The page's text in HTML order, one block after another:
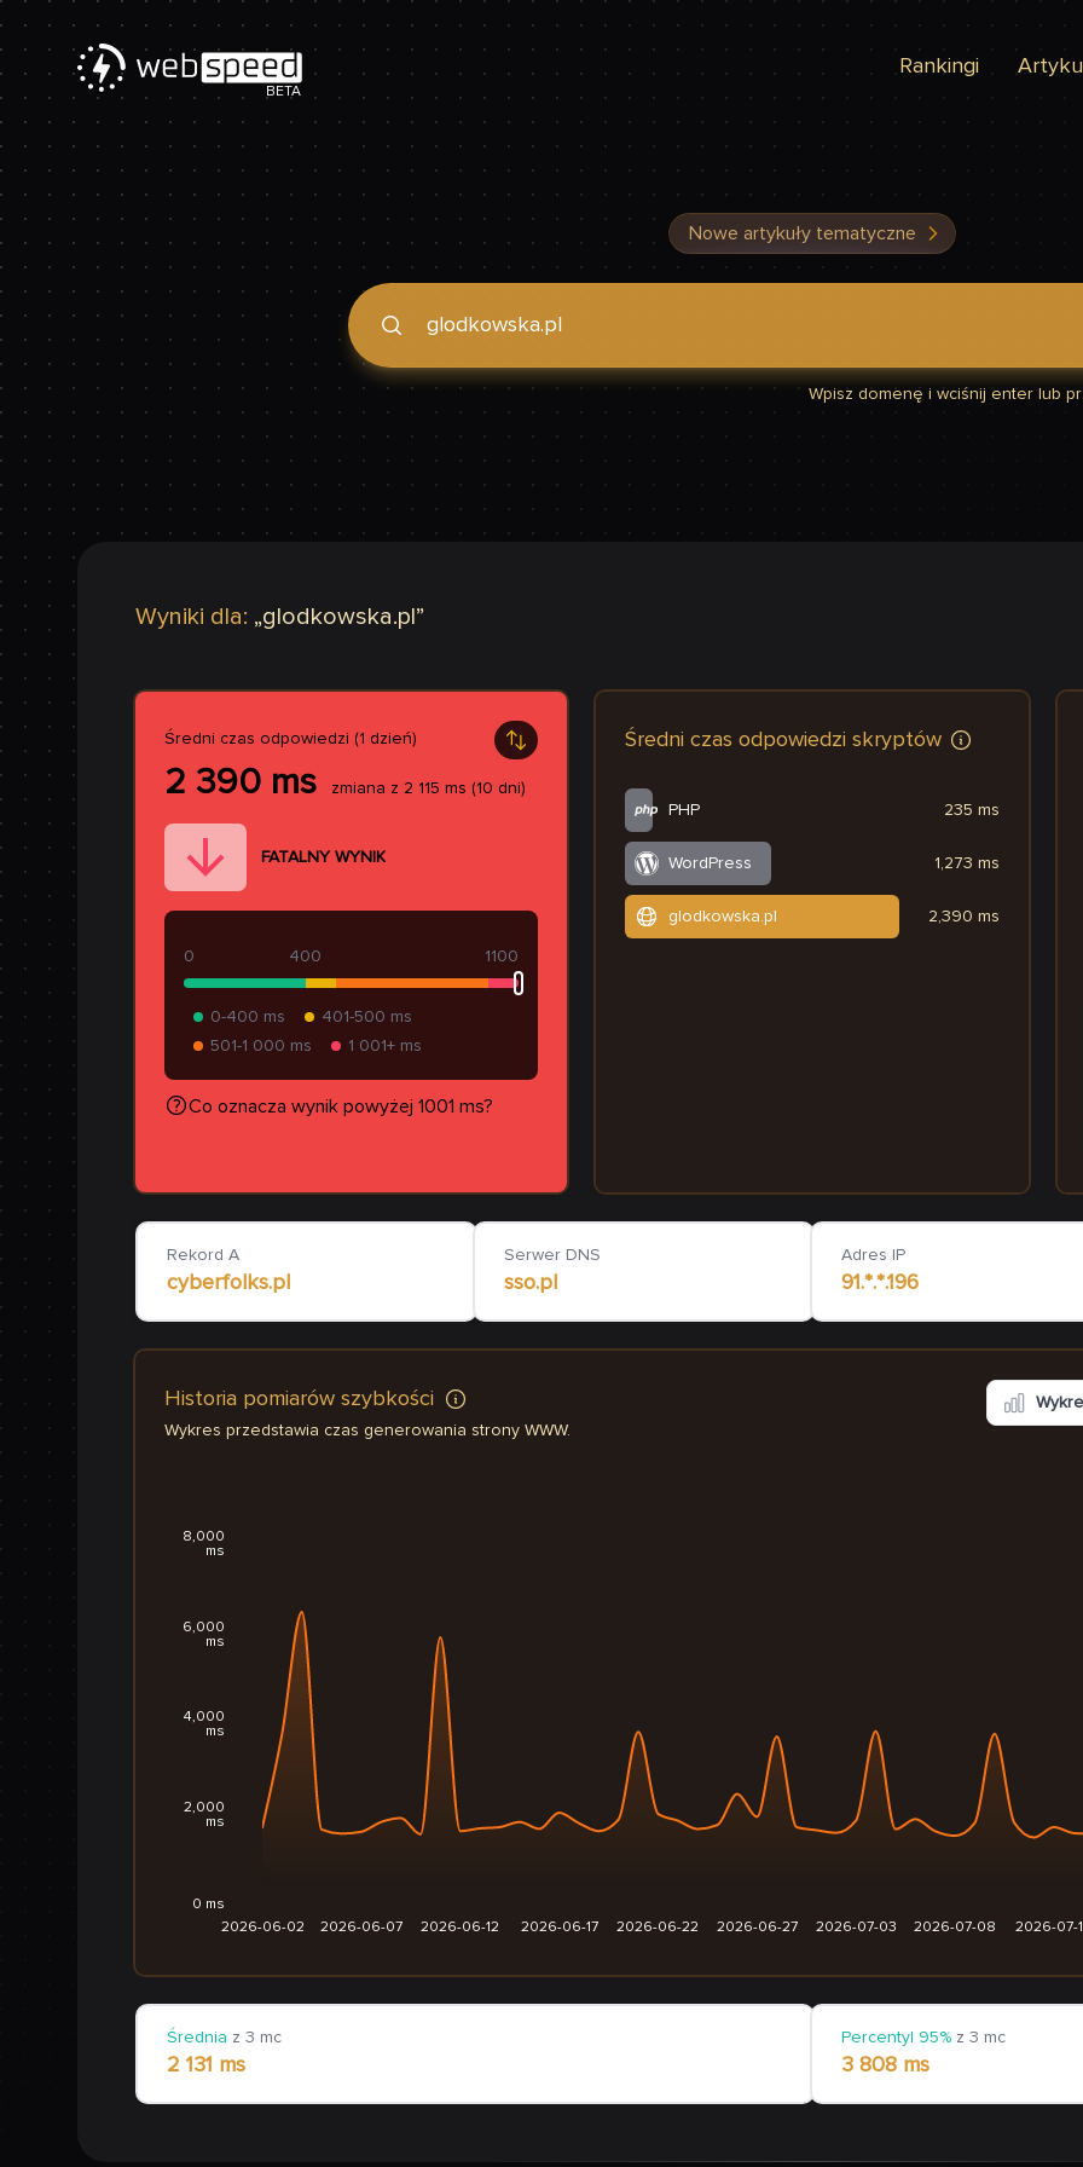
BETA
Rankingi
Nowe artykuły tematyczne
Podaj domenę, by sprawdzić, czy Twoja strona jest szybka
Wpisz domenę i wciśnij enter lub
Wyniki dla: „glodkowska.pl ”
Średni czas odpowiedzi (1 dzień)
2 390 ms zmiana z 2 115 ms (10 dni)
FATALNY WYNIK
400
0 1100
0-400 ms
401-500 ms
501-1 000 ms
1 001+ ms
Co oznacza wynik powyżej 1001 ms?
Średni czas odpowiedzi skryptów
PHP
WordPress
glodkowska.pl
235 ms
1,273 ms
2,390 ms
Rekord A
cyberfolks.pl
Serwer DNS
sso.pl
Adres IP
91.*.*.196
Historia pomiarów szybkości
Wykres przedstawia czas generowania strony WWW.
2026-06-02 2026-06-07 2026-06-12 2026-06-17 2026-06-22 2026-06-27 2026-07-03 2026-07-08 2026-07-
0 ms
2,000
ms
4,000
ms
6,000
ms
8,000
ms
Średnia z 3 mc
2 131 ms
Percentyl 95% z 3 mc
3 808 ms